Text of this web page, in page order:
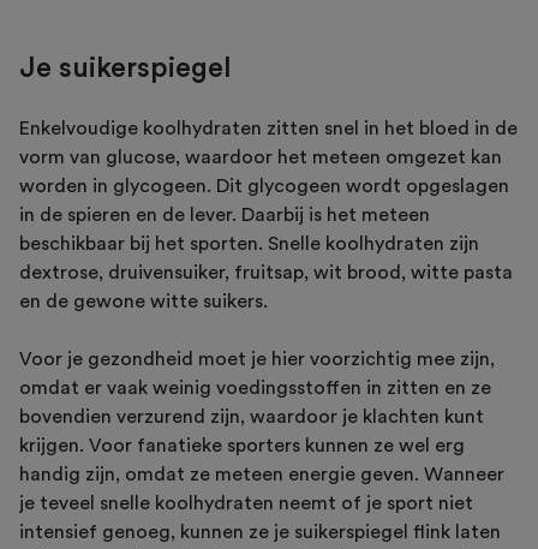
Je suikerspiegel
Enkelvoudige koolhydraten zitten snel in het bloed in de
vorm van glucose, waardoor het meteen omgezet kan
worden in glycogeen. Dit glycogeen wordt opgeslagen
in de spieren en de lever. Daarbij is het meteen
beschikbaar bij het sporten. Snelle koolhydraten zijn
dextrose, druivensuiker, fruitsap, wit brood, witte pasta
en de gewone witte suikers.
Voor je gezondheid moet je hier voorzichtig mee zijn,
omdat er vaak weinig voedingsstoffen in zitten en ze
bovendien verzurend zijn, waardoor je klachten kunt
krijgen. Voor fanatieke sporters kunnen ze wel erg
handig zijn, omdat ze meteen energie geven. Wanneer
je teveel snelle koolhydraten neemt of je sport niet
intensief genoeg, kunnen ze je suikerspiegel flink laten